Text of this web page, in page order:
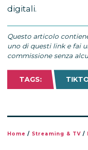
digitali.
Questo articolo
uno di questi link e fai
commissione senza
TAGS:
Home / Streaming & TV /